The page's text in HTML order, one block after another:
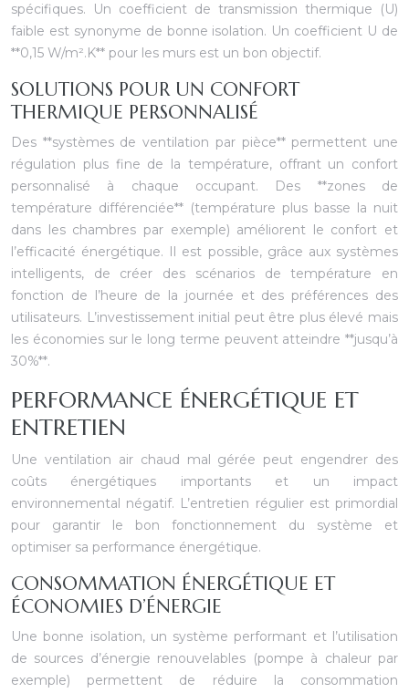
spécifiques. Un coefficient de transmission thermique (U)
faible est synonyme de bonne isolation. Un coefficient U de
**0,15 W/m².K** pour les murs est un bon objectif.
SOLUTIONS POUR UN CONFORT
THERMIQUE PERSONNALISÉ
Des **systèmes de ventilation par pièce** permettent une
régulation plus fine de la température, offrant un confort
personnalisé à chaque occupant. Des **zones de
température différenciée** (température plus basse la nuit
dans les chambres par exemple) améliorent le confort et
l’efficacité énergétique. Il est possible, grâce aux systèmes
intelligents, de créer des scénarios de température en
fonction de l’heure de la journée et des préférences des
utilisateurs. L’investissement initial peut être plus élevé mais
les économies sur le long terme peuvent atteindre **jusqu’à
30%**.
PERFORMANCE ÉNERGÉTIQUE ET
ENTRETIEN
Une ventilation air chaud mal gérée peut engendrer des
coûts énergétiques importants et un impact
environnemental négatif. L’entretien régulier est primordial
pour garantir le bon fonctionnement du système et
optimiser sa performance énergétique.
CONSOMMATION ÉNERGÉTIQUE ET
ÉCONOMIES D’ÉNERGIE
Une bonne isolation, un système performant et l’utilisation
de sources d’énergie renouvelables (pompe à chaleur par
exemple) permettent de réduire la consommation